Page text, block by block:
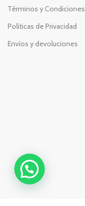
Términos y Condiciones
Políticas de Privacidad
Envíos y devoluciones